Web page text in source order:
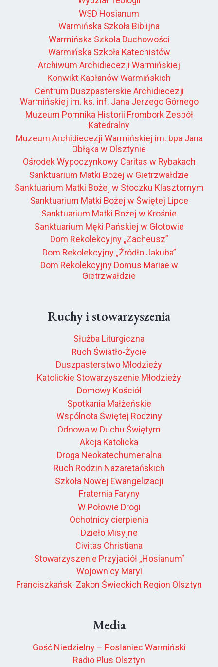
WSD Hosianum
Warmińska Szkoła Biblijna
Warmińska Szkoła Duchowości
Warmińska Szkoła Katechistów
Archiwum Archidiecezji Warmińskiej
Konwikt Kapłanów Warmińskich
Centrum Duszpasterskie Archidiecezji
Warmińskiej im. ks. inf. Jana Jerzego Górnego
Muzeum Pomnika Historii Frombork Zespół
Katedralny
Muzeum Archidiecezji Warmińskiej im. bpa Jana
Obłąka w Olsztynie
Ośrodek Wypoczynkowy Caritas w Rybakach
Sanktuarium Matki Bożej w Gietrzwałdzie
Sanktuarium Matki Bożej w Stoczku Klasztornym
Sanktuarium Matki Bożej w Świętej Lipce
Sanktuarium Matki Bożej w Krośnie
Sanktuarium Męki Pańskiej w Głotowie
Dom Rekolekcyjny „Zacheusz”
Dom Rekolekcyjny „Źródło Jakuba”
Dom Rekolekcyjny Domus Mariae w
Gietrzwałdzie
Ruchy i stowarzyszenia
Służba Liturgiczna
Ruch Światło-Życie
Duszpasterstwo Młodzieży
Katolickie Stowarzyszenie Młodzieży
Domowy Kościół
Spotkania Małżeńskie
Wspólnota Świętej Rodziny
Odnowa w Duchu Świętym
Akcja Katolicka
Droga Neokatechumenalna
Ruch Rodzin Nazaretańskich
Szkoła Nowej Ewangelizacji
Fraternia Faryny
W Połowie Drogi
Ochotnicy cierpienia
Dzieło Misyjne
Civitas Christiana
Stowarzyszenie Przyjaciół „Hosianum”
Wojownicy Maryi
Franciszkański Zakon Świeckich Region Olsztyn
Media
Gość Niedzielny – Posłaniec Warmiński
Radio Plus Olsztyn